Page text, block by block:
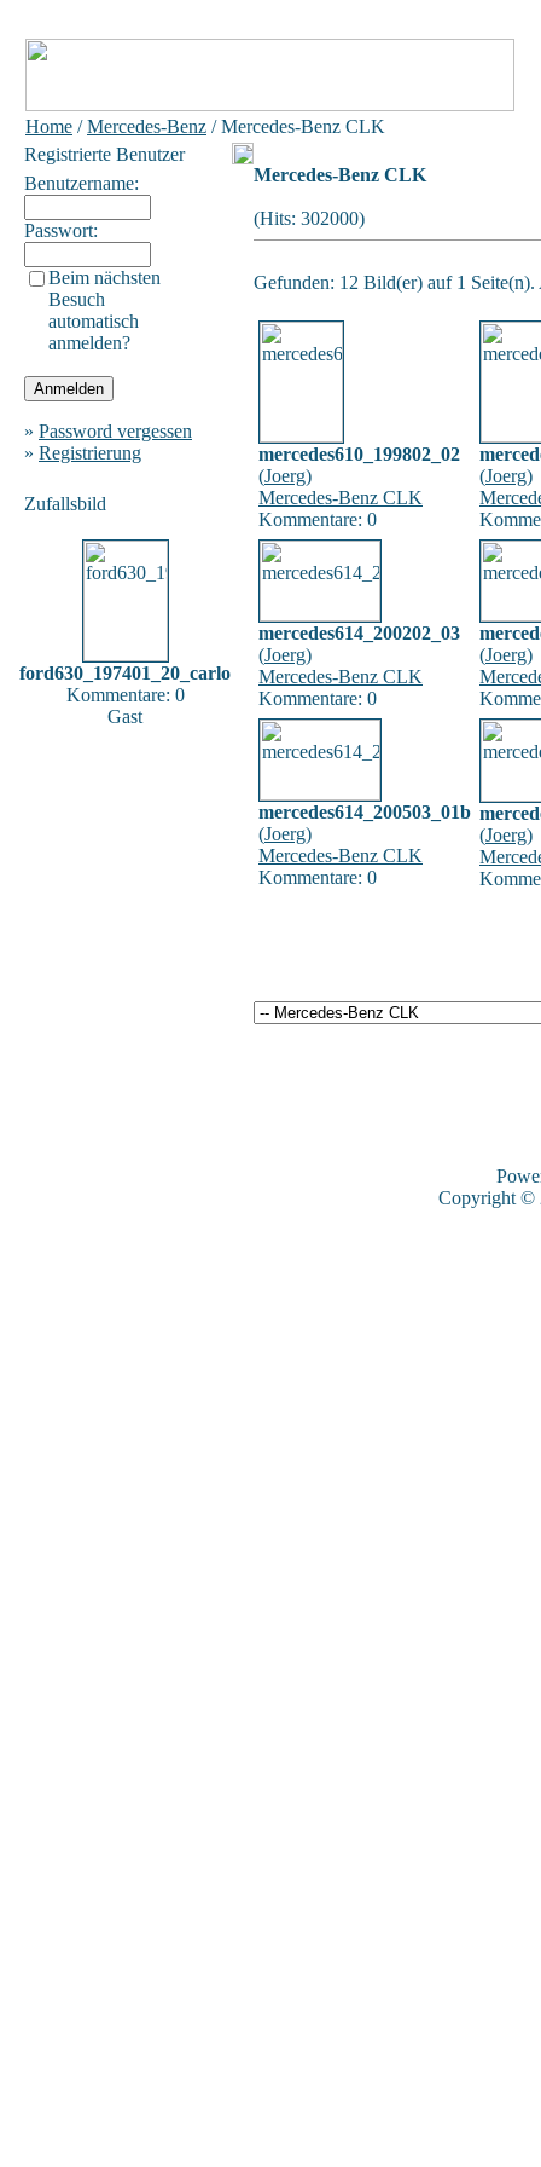
Home /Mercedes-Benz / Mercedes-Benz CLK
Registrierte Benutzer
Benutzername:
Passwort:
Beim nächsten
Besuch
automatisch
anmelden?
» Password vergessen
» Registrierung
Zufallsbild
ford630_197401_20_carlo
Kommentare: 0
Gast
Mercedes-Benz CLK
(Hits: 302000)
Gefunden: 12 Bild(er) auf 1
mercedes610_199802_02
(Joerg)
Mercedes-Benz CLK
Kommentare: 0
(Joerg)
mercedes614_200202_03
(Joerg)
Mercedes-Benz CLK
Kommentare: 0
(Joerg)
mercedes614_200503_01b
(Joerg)
Mercedes-Benz CLK
Kommentare: 0
(Joerg)
Copyright ©